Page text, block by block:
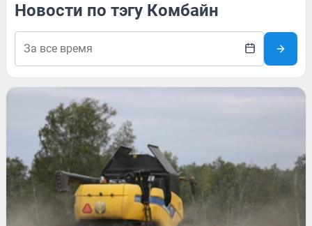
Новости по тэгу Комбайн